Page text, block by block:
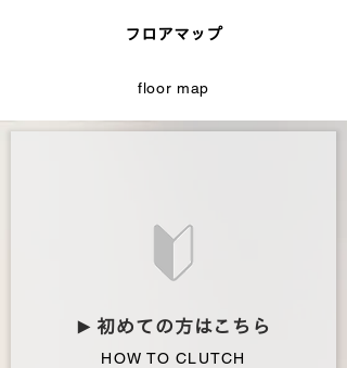
フロアマップ
floor map
HOW TO CLUTCH
▶︎ 初めての方はこちら